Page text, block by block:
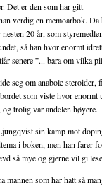
Det er den som har gitt
verdig en memoarbok. Da
20 år, som
så han hvor enormt
senere ”... bara om vilka
seg om anabole
som viste hvor enormt
trolig var andelen høyere.
sin kamp mot
i boken, men han farer
så mye og gjerne vil gi
mannen som har hatt så